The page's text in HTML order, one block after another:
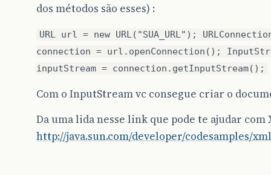
dos métodos são esses) :
URL url = new URL("SUA_URL");
connection = url.openConnection();
inputStream = connection.getInputStream();
Com o InputStream vc consegue criar o
Da uma lida nesse link que pode te ajudar com
http://java.sun.com/developer/codesamples/